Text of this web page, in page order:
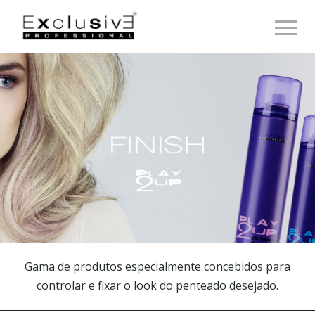
Gama de produtos especialmente concebidos para
controlar e fixar o look do penteado desejado.